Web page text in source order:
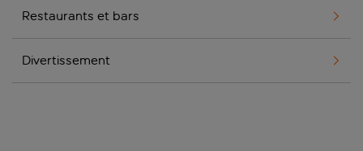
Restaurants et bars
Divertissement